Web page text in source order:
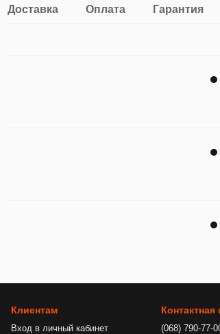
Доставка Оплата Гарантия
Клиентам
Вход в личный кабинет (068) 790-77-